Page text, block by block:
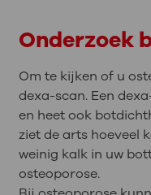
Onderzoek
Om te kijken of u
dexa-scan. Een
en heet ook
ziet de arts hoeveel
weinig kalk in uw
osteoporose.